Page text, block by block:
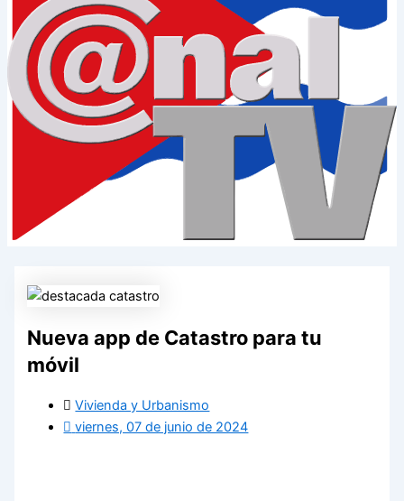
Nueva app de Catastro para tu
móvil
Vivienda y Urbanismo
viernes, 07 de junio de 2024